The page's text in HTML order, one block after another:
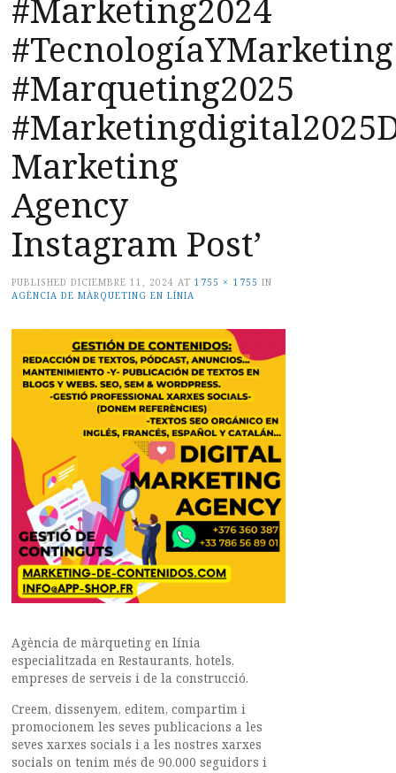
#Marketing2024
#TecnologíaYMarketing
#Marqueting2025
Marketing
Agency
Instagram Post’
PUBLISHEDDICIEMBRE 11, 2024 AT1755 × 1755 IN
AGÈNCIA DE MÀRQUETING EN LÍNIA
Agència de màrqueting en línia
especialitzada en Restaurants, hotels,
empreses de serveis i de la construcció.
Creem, dissenyem, editem, compartim i
promocionem les seves publicacions a les
seves xarxes socials i a les nostres xarxes
socials on tenim més de 90.000 seguidors i